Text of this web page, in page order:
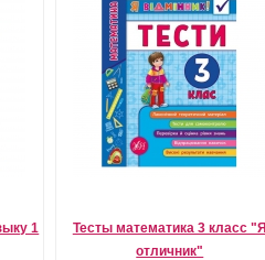
1
Тесты математика 3 класс "Я
отличник"